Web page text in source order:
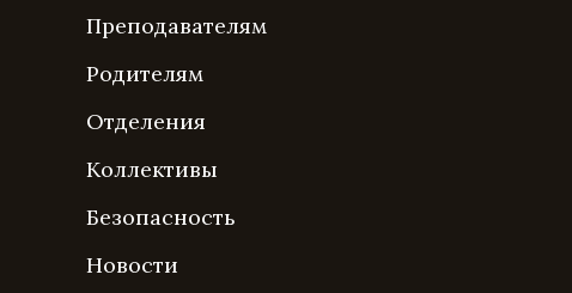
Преподавателям
Родителям
Отделения
Коллективы
Безопасность
Новости